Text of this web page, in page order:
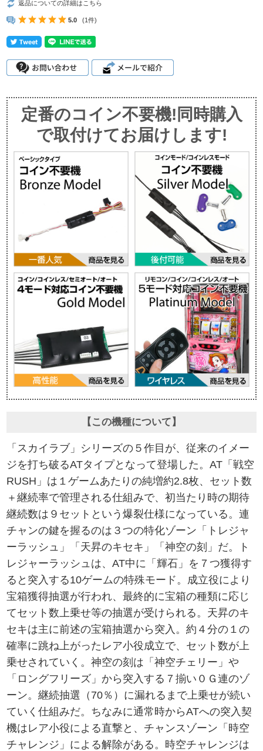
返品についての詳細はこちら
5.0 (1件)
定番のコイン不要機!同時購入
で取付けてお届けします!
【この機種について】
「スカイラブ」シリーズの５作目が、従来のイメー
ジを打ち破るATタイプとなって登場した。AT「戦空
RUSH」は１ゲームあたりの純増約2.8枚、セット数
＋継続率で管理される仕組みで、初当たり時の期待
継続数は９セットという爆裂仕様になっている。連
チャンの鍵を握るのは３つの特化ゾーン「トレジャ
ーラッシュ」「天昇のキセキ」「神空の刻」だ。ト
レジャーラッシュは、AT中に「輝石」を７つ獲得す
ると突入する10ゲームの特殊モード。成立役により
宝箱獲得抽選が行われ、最終的に宝箱の種類に応じ
てセット数上乗せ等の抽選が受けられる。天昇のキ
セキは主に前述の宝箱抽選から突入。約４分の１の
確率に跳ね上がったレア小役成立で、セット数が上
乗せされていく。神空の刻は「神空チェリー」や
「ロングフリーズ」から突入する７揃い０Ｇ連のゾ
ーン。継続抽選（70％）に漏れるまで上乗せが続い
ていく仕組みだ。ちなみに通常時からATへの突入契
機はレア小役による直撃と、チャンスゾーン「時空
チャレンジ」による解除がある。時空チャレンジは